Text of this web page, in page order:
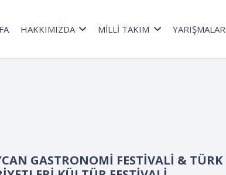
HAKKIMIZDA MİLLİ TAKIM YARIŞMALAR
ve Önlük Bağlama Programı*,
Demirel Kültür Merkezi’nde,